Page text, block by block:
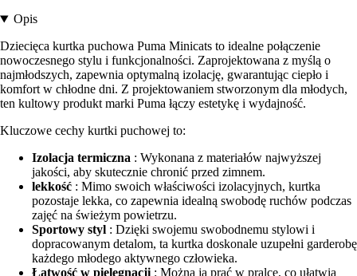
Opis
Dziecięca kurtka puchowa Puma Minicats to idealne połączenie
nowoczesnego stylu i funkcjonalności. Zaprojektowana z myślą o
najmłodszych, zapewnia optymalną izolację, gwarantując ciepło i
komfort w chłodne dni. Z projektowaniem stworzonym dla młodych,
ten kultowy produkt marki Puma łączy estetykę i wydajność.
Kluczowe cechy kurtki puchowej to:
Izolacja termiczna : Wykonana z materiałów najwyższej
jakości, aby skutecznie chronić przed zimnem.
lekkość : Mimo swoich właściwości izolacyjnych, kurtka
pozostaje lekka, co zapewnia idealną swobodę ruchów podczas
zajęć na świeżym powietrzu.
Sportowy styl : Dzięki swojemu swobodnemu stylowi i
dopracowanym detalom, ta kurtka doskonale uzupełni garderobę
każdego młodego aktywnego człowieka.
Łatwość w pielęgnacji : Można ją prać w pralce, co ułatwia